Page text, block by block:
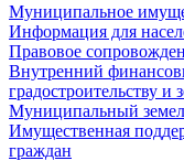
Муниципальное
Информация для
Правовое
Внутренний
градостроительству и
Муниципальный
Имущественная
граждан